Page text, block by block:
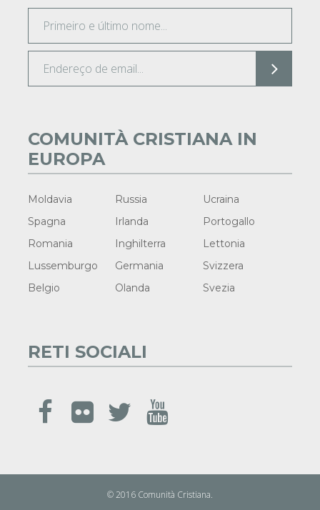
COMUNITÀ CRISTIANA IN
EUROPA
Moldavia Russia
Ucraina
Spagna
Irlanda
Portogallo
Romania
Inghilterra
Lettonia
Lussemburgo
Germania
Svizzera
Belgio
Olanda Svezia
RETI SOCIALI
© 2016 Comunità Cristiana.